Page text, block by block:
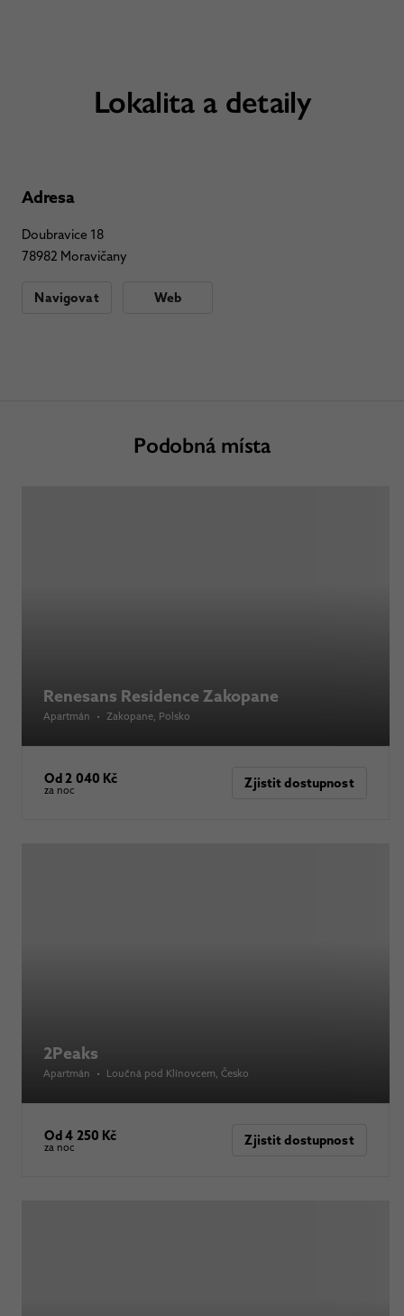
Lokalita a detaily
Adresa
Doubravice 18
78982 Moravičany
Navigovat Web
Podobná místa
Renesans Residence Zakopane
Apartmán • Zakopane , Polsko
Od 2 040 Kč
za noc Zjistit dostupnost
2Peaks
Apartmán • Loučná pod Klínovcem , Česko
Od 4 250 Kč
za noc Zjistit dostupnost